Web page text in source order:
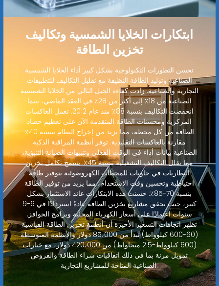
ابتكارات الخلايا الشمسية وتكاليف
تخزين الطاقة
تحسن التطورات التكنولوجية بشكل كبير أداء الخلايا الشمسية
الصناعية وتوليد الطاقة النظيفة مع تقليل التكاليف للتطبيقات
التجارية والصناعية. زادت كفاءة الجيل التالي من الخلايا الشمسية
الصناعية من 18٪ إلى أكثر من 28٪ في العقد الماضي، بينما
انخفضت التكاليف بنسبة 88٪ منذ عام 2012. تعمل العاكسات
المركزية ومحسنات الطاقة المتقدمة الآن على تعظيم حصاد
الطاقة من كل محطة، مما يزيد من إخراج النظام بنسبة 40٪
مقارنة بالعاكسات التقليدية. توفر أنظمة المراقبة الذكية
الصناعية بيانات أداء في الوقت الفعلي وتنبيهات الصيانة التنبؤية،
مما يقلل التكاليف التشغيلية بنسبة 45٪. يسمح تكامل تخزين
البطاريات في حاويات للمحطات الكهروضوئية بتوفير طاقة
احتياطية وتحسين وقت الاستخدام، مما يزيد من توفير الطاقة
بنسبة 70-85٪. حسنت هذه الابتكارات عائد الاستثمار بشكل
كبير، حيث تحقق مشاريع تخزين الطاقة عادةً استردادًا في 6-9
سنوات اعتمادًا على أسعار الكهرباء المحلية وبرامج الحوافز.
تظهر اتجاهات التسعير الأخيرة أن أنظمة تخزين الطاقة القياسية
(60-600 كيلوواط) تبدأ من 85،000 دولار والأنظمة المتوسطة
(600 كيلوواط-2.5 ميجاواط) من 420،000 دولار، مع خيارات
تمويل مرنة بما في ذلك اتفاقيات شراء الطاقة والقروض
الصناعية المتاحة للمشاريع التجارية.